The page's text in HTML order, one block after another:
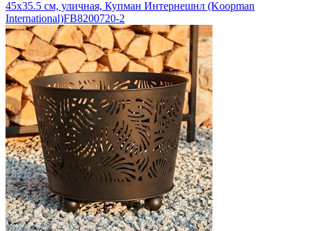
45х35.5 см, уличная, Купман Интернешнл (Koopman
International)FB8200720-2